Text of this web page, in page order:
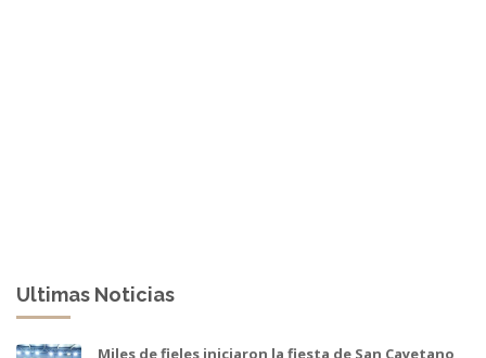
Ultimas Noticias
Miles de fieles iniciaron la fiesta de San Cayetano